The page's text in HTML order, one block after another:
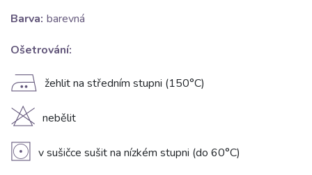
Barva: barevná
Ošetrování:
E žehlit na středním stupni (150°C)
H nebělit
V v sušičce sušit na nízkém stupni (do 60°C)